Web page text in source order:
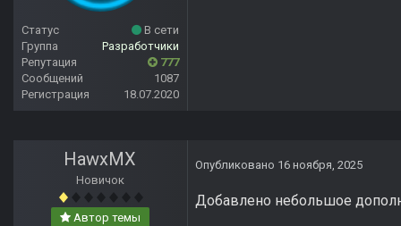
Статус
В сети
Группа
Разработчики
Репутация
777
Сообщений
1087
Регистрация
18.07.2020
HawxMX
Новичок
Автор темы
Опубликовано 16 ноября, 2025
Добавлено небольшое